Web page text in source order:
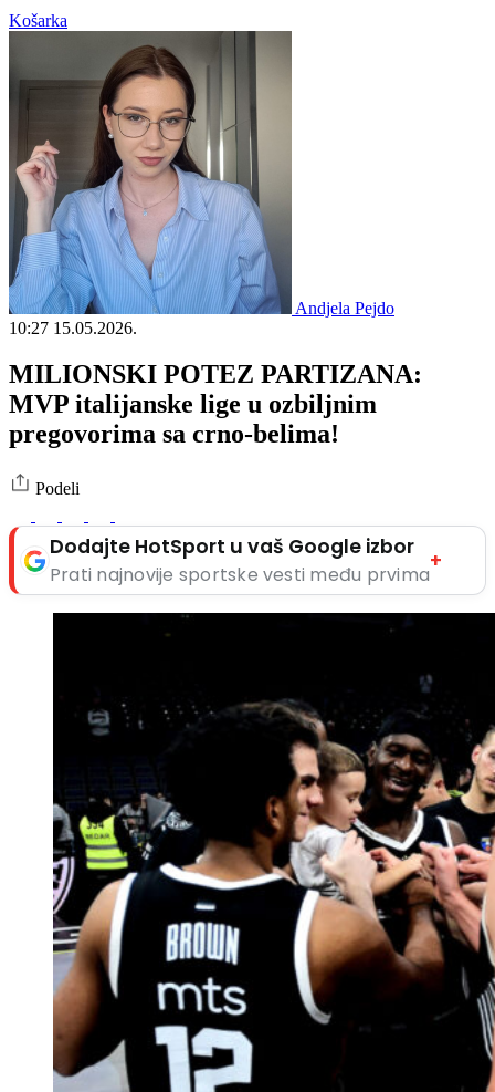
Košarka
Andjela Pejdo
10:27 15.05.2026.
MILIONSKI POTEZ PARTIZANA:
MVP italijanske lige u ozbiljnim
pregovorima sa crno-belima!
Podeli
Dodajte HotSport u vaš Google izbor
Prati najnovije sportske vesti među prvima
+